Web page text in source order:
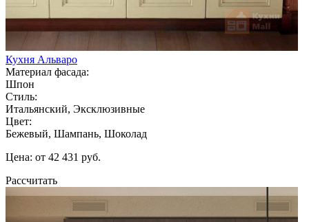
Кухня Альваро
Материал фасада:
Шпон
Стиль:
Итальянский, Эксклюзивные
Цвет:
Бежевый, Шампань, Шоколад
Цена: от 42 431 руб.
Рассчитать